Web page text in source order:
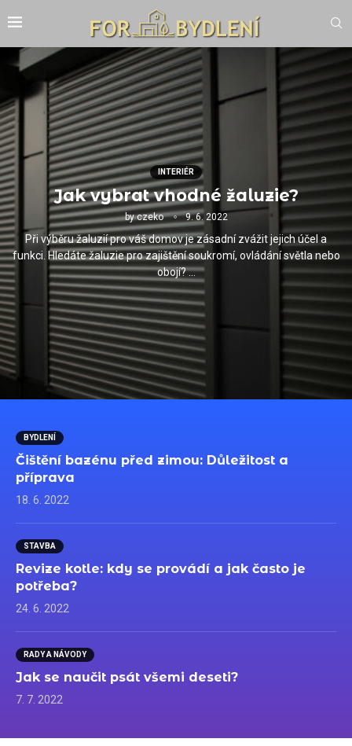
INTERIÉR
Jak vybrat vhodné žaluzie?
byczeko 9. 6. 2022
Při výběru žaluzií pro váš domov je zásadní zvážit jejich účel a
funkci. Hledáte žaluzie pro zajištění soukromí, ovládání světla nebo
obojí? …
BYDLENÍ
Čištění bazénu před zimou: Důležitost a
příprava
18. 6. 2022
STAVBA
Revize kotle: kdy se provádí a jak často je
potřeba?
24. 6. 2022
RADY A NÁVODY
Jak se naučit psát všemi deseti?
7. 7. 2022